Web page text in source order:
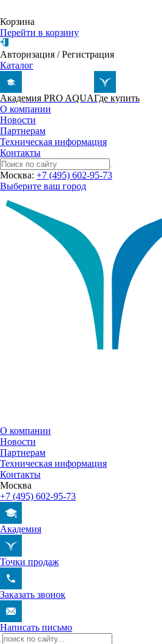
Корзина
Перейти в корзину
Авторизация /Регистрация
Каталог
Академия PRO AQUAГде купить
О компании
Новости
Партнерам
Техническая информация
Контакты
Москва: +7 (495) 602-95-73
Выберите ваш город
О компании
Новости
Партнерам
Техническая информация
Контакты
Москва
+7 (495) 602-95-73
Академия
Точки продаж
Заказать звонок
Написать письмо